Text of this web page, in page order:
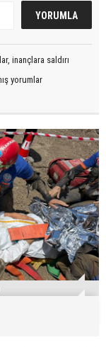
inançlara saldırı
yorumlar